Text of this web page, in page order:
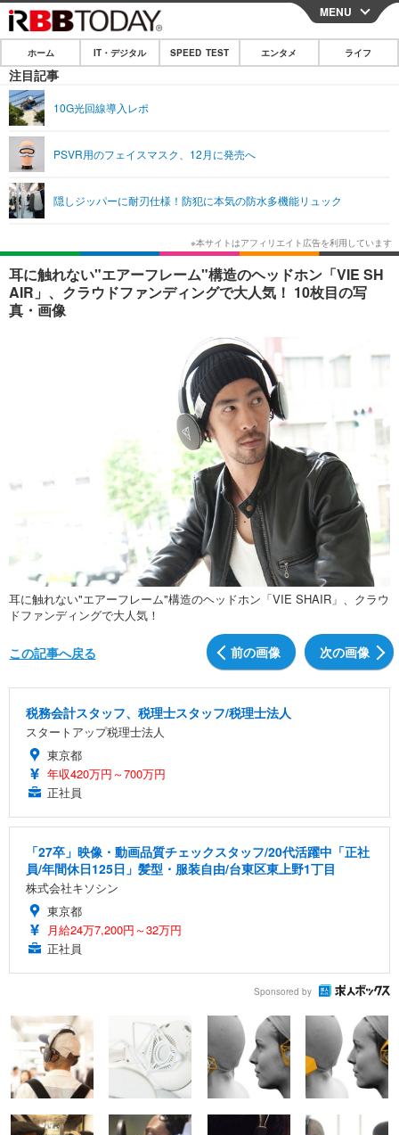
CLOSE
ホーム
IT・デジタル
ショッピング その他
SPEED TEST
エンタメ
エンタメTOP 映画・ドラマ
韓国・芸能
音楽 スポーツ
ライフ
ライフTOP グルメ
ペット ショッピング
リリース一覧
プッシュ通知の停止方法
MENU
ホーム IT・デジタル SPEED TEST エンタメ ライフ
注目記事
10G光回線導入レポ
PSVR用のフェイスマスク、12月に発売へ
隠しジッパーに耐刃仕様！防犯に本気の防水多機能リュック
耳に触れない"エアーフレーム"構造のヘッドホン「VIE SH
AIR」、クラウドファンディングで大人気！ 10枚目の写
真・画像
耳に触れない"エアーフレーム"構造のヘッドホン「VIE SHAIR」、クラウ
ドファンディングで大人気！
前の画像 次の画像
この記事へ戻る
税務会計スタッフ、税理士スタッフ/税理士法人
スタートアップ税理士法人
東京都
年収420万円～700万円
正社員
「27卒」映像・動画品質チェックスタッフ/20代活躍中「正社
員/年間休日125日」髪型・服装自由/台東区東上野1丁目
株式会社キソシン
東京都
月給24万7,200円～32万円
正社員
Sponsored by